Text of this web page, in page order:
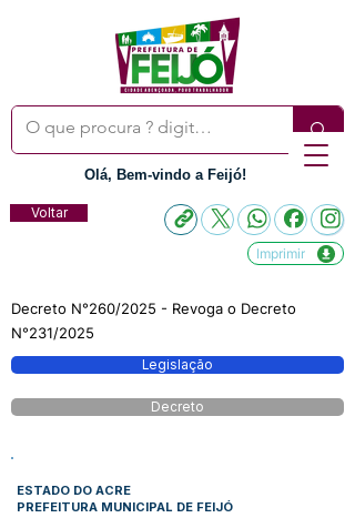
Olá, Bem-vindo a Feijó!
Voltar
Imprimir
Decreto N°260/2025 - Revoga o Decreto
N°231/2025
Legislação
Decreto
ESTADO DO ACRE
PREFEITURA MUNICIPAL DE FEIJÓ